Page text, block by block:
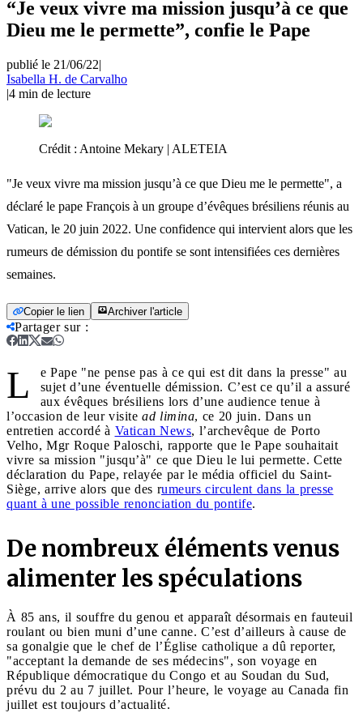
“Je veux vivre ma mission jusqu’à ce que
Dieu me le permette”, confie le Pape
publié le 21/06/22|
Isabella H. de Carvalho
|4 min de lecture
Crédit : Antoine Mekary | ALETEIA
"Je veux vivre ma mission jusqu’à ce que Dieu me le permette", a
déclaré le pape François à un groupe d’évêques brésiliens réunis au
Vatican, le 20 juin 2022. Une confidence qui intervient alors que les
rumeurs de démission du pontife se sont intensifiées ces dernières
semaines.
Copier le lien Archiver l'article
Partager sur:
L
e Pape "ne pense pas à ce qui est dit dans la presse" au
sujet d’une éventuelle démission. C’est ce qu’il a assuré
aux évêques brésiliens lors d’une audience tenue à
l’occasion de leur visite ad limina, ce 20 juin. Dans un
entretien accordé à Vatican News, l’archevêque de Porto
Velho, Mgr Roque Paloschi, rapporte que le Pape souhaitait
vivre sa mission "jusqu’à" ce que Dieu le lui permette. Cette
déclaration du Pape, relayée par le média officiel du Saint-
Siège, arrive alors que des rumeurs circulent dans la presse
quant à une possible renonciation du pontife.
De nombreux éléments venus
alimenter les spéculations
À 85 ans, il souffre du genou et apparaît désormais en fauteuil
roulant ou bien muni d’une canne. C’est d’ailleurs à cause de
sa gonalgie que le chef de l’Église catholique a dû reporter,
"acceptant la demande de ses médecins", son voyage en
République démocratique du Congo et au Soudan du Sud,
prévu du 2 au 7 juillet. Pour l’heure, le voyage au Canada fin
juillet est toujours d’actualité.